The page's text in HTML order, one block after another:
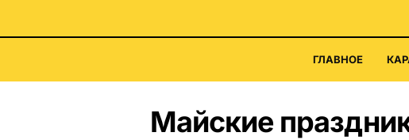
ГЛАВНОЕ
Майские